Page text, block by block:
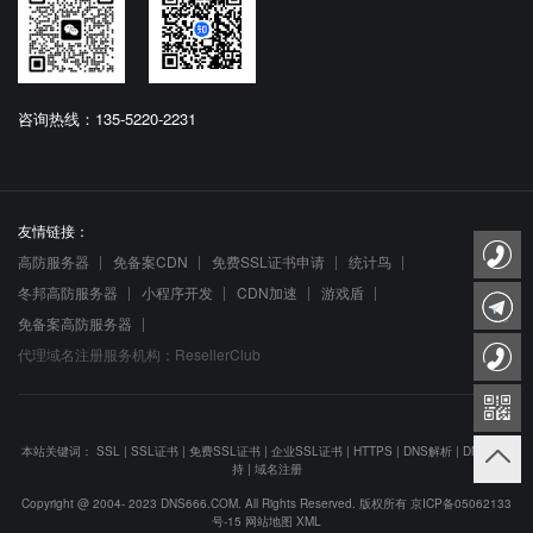
咨询热线：135-5220-2231
友情链接：
高防服务器
免备案CDN 免费SSL证书申请
统计鸟
冬邦高防服务器
小程序开发 CDN加速
游戏盾
免备案高防服务器
代理域名注册服务机构：ResellerClub
本站关键词： SSL | SSL证书 | 免费SSL证书 | 企业SSL证书 | HTTPS | DNS解析 | DNS防劫
持| 域名注册
Copyright @ 2004- 2023 DNS666.COM. All Rights Reserved. 版权所有 京ICP备05062133
号-15 网站地图 XML